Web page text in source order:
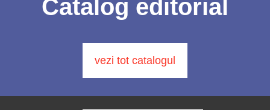
Catalog editorial
vezi tot catalogul